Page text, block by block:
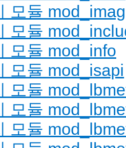
모듈
모듈
모듈 mod_info
모듈 mod_isapi
모듈
모듈
모듈